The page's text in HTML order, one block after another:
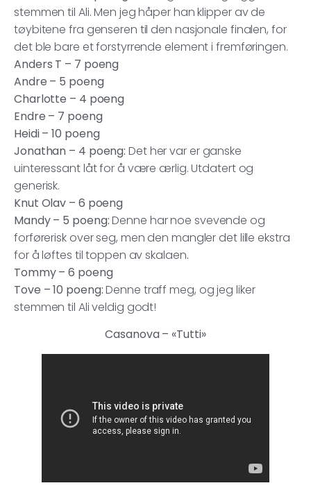
stemmen til Ali. Men jeg håper han klipper av de
tøybitene fra genseren til den nasjonale finalen, for
det ble bare et forstyrrende element i fremføringen.
Anders T – 7 poeng
Andre – 5 poeng
Charlotte – 4 poeng
Endre – 7 poeng
Heidi – 10 poeng
Jonathan – 4 poeng: Det her var er ganske
uinteressant låt for å være ærlig. Utdatert og
generisk.
Knut Olav – 6 poeng
Mandy – 5 poeng:Denne har noe svevende og
forførerisk over seg, men den mangler det lille ekstra
for å løftes til toppen av skalaen.
Tommy – 6 poeng
Tove – 10 poeng:Denne traff meg, og jeg liker
stemmen til Ali veldig godt!
Casanova – «Tutti»